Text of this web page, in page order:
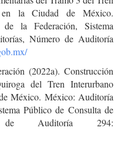
en la Ciudad de México.
la Federación, Sistema
Número de Auditoría
(2022a). Construcción
del Tren Interurbano
México. México: Auditoría
Público de Consulta de
de Auditoría 294: